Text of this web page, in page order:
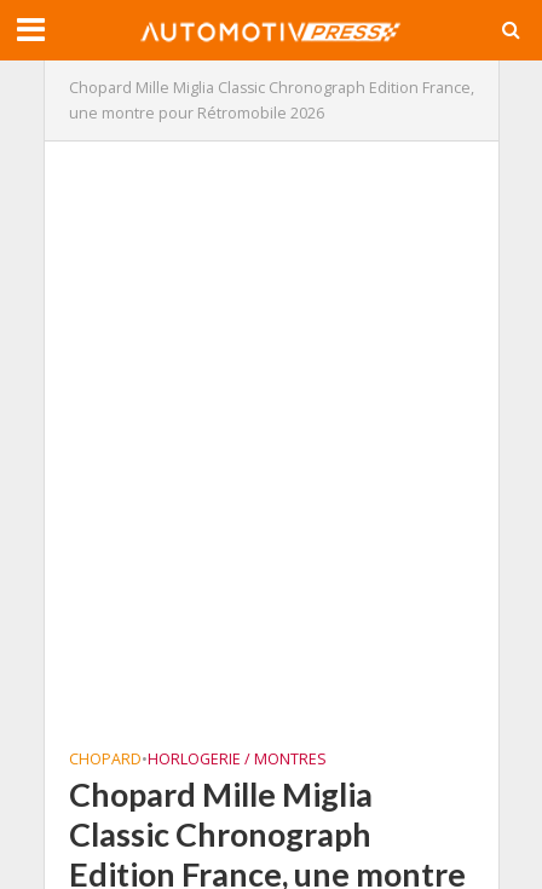
Chopard Mille Miglia Classic Chronograph Edition France,
une montre pour Rétromobile 2026
CHOPARD•HORLOGERIE / MONTRES
Chopard Mille Miglia
Classic Chronograph
Edition France, une montre